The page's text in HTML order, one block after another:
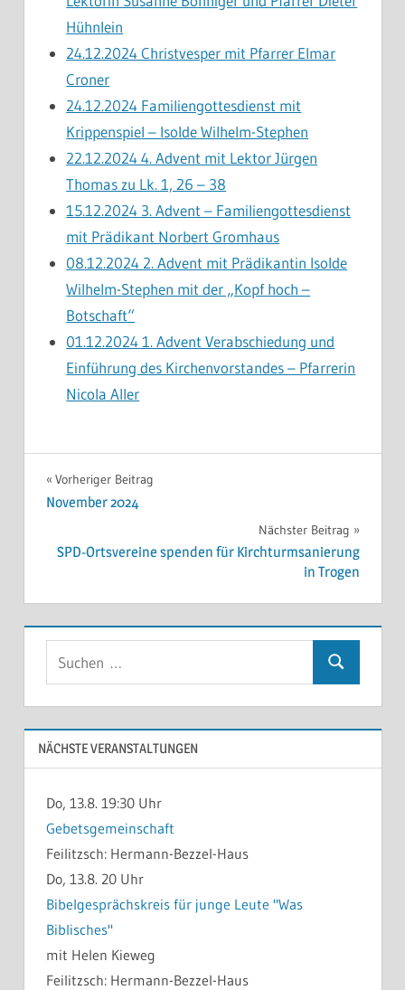
Hühnlein
24.12.2024 Christvesper mit Pfarrer Elmar
Croner
24.12.2024 Familiengottesdienst mit
Krippenspiel – Isolde Wilhelm-Stephen
22.12.2024 4. Advent mit Lektor Jürgen
Thomas zu Lk. 1, 26 – 38
15.12.2024 3. Advent – Familiengottesdienst
mit Prädikant Norbert Gromhaus
08.12.2024 2. Advent mit Prädikantin Isolde
Wilhelm-Stephen mit der „Kopf hoch –
Botschaft“
01.12.2024 1. Advent Verabschiedung und
Einführung des Kirchenvorstandes – Pfarrerin
Nicola Aller
PREDIGTEN
ONLINE
Beitragsnavigation
Vorheriger Beitrag
November 2024
Nächster Beitrag
SPD-Ortsvereine spenden für Kirchturmsanierung
in Trogen
Suchen
NÄCHSTE VERANSTALTUNGEN
Do, 13.8. 19:30 Uhr
Gebetsgemeinschaft
Feilitzsch: Hermann-Bezzel-Haus
Do, 13.8. 20 Uhr
Bibelgesprächskreis für junge Leute "Was
Biblisches"
mit Helen Kieweg
Feilitzsch: Hermann-Bezzel-Haus